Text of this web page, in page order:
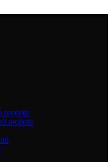
prodotti
9 prodotti